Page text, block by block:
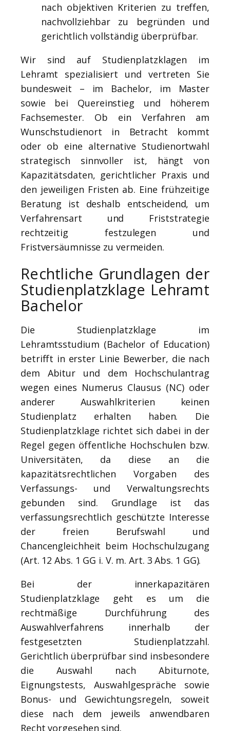
nach objektiven Kriterien zu treffen,
nachvollziehbar zu begründen und
gerichtlich vollständig überprüfbar.
Wir sind auf Studienplatzklagen im
Lehramt spezialisiert und vertreten Sie
bundesweit – im Bachelor, im Master
sowie bei Quereinstieg und höherem
Fachsemester. Ob ein Verfahren am
Wunschstudienort in Betracht kommt
oder ob eine alternative Studienortwahl
strategisch sinnvoller ist, hängt von
Kapazitätsdaten, gerichtlicher Praxis und
den jeweiligen Fristen ab. Eine frühzeitige
Beratung ist deshalb entscheidend, um
Verfahrensart und Friststrategie
rechtzeitig festzulegen und
Fristversäumnisse zu vermeiden.
Rechtliche Grundlagen der
Studienplatzklage Lehramt
Bachelor
Die Studienplatzklage im
Lehramtsstudium (Bachelor of Education)
betrifft in erster Linie Bewerber, die nach
dem Abitur und dem Hochschulantrag
wegen eines Numerus Clausus (NC) oder
anderer Auswahlkriterien keinen
Studienplatz erhalten haben. Die
Studienplatzklage richtet sich dabei in der
Regel gegen öffentliche Hochschulen bzw.
Universitäten, da diese an die
kapazitätsrechtlichen Vorgaben des
Verfassungs- und Verwaltungsrechts
gebunden sind. Grundlage ist das
verfassungsrechtlich geschützte Interesse
der freien Berufswahl und
Chancengleichheit beim Hochschulzugang
(Art. 12 Abs. 1 GG i. V. m. Art. 3 Abs. 1 GG).
Bei der innerkapazitären
Studienplatzklage geht es um die
rechtmäßige Durchführung des
Auswahlverfahrens innerhalb der
festgesetzten Studienplatzzahl.
Gerichtlich überprüfbar sind insbesondere
die Auswahl nach Abiturnote,
Eignungstests, Auswahlgespräche sowie
Bonus- und Gewichtungsregeln, soweit
diese nach dem jeweils anwendbaren
Recht vorgesehen sind.